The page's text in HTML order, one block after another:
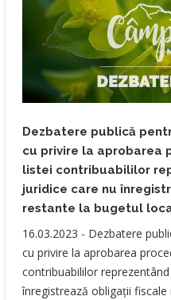
Dezbatere publică
cu privire la aprobarea
listei contribuabililor
juridice care nu
restante la bugetul
​16.03.2023 - Dezbatere
cu privire la aprobarea
contribuabililor
înregistrează obligaţii